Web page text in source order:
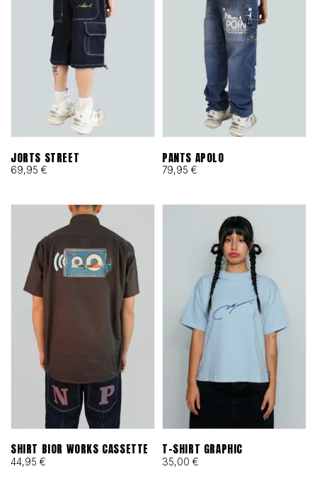
JORTS STREET
69,95 €
PANTS APOLO
79,95 €
SHIRT BIOR WORKS CASSETTE
44,95 €
T-SHIRT GRAPHIC
35,00 €